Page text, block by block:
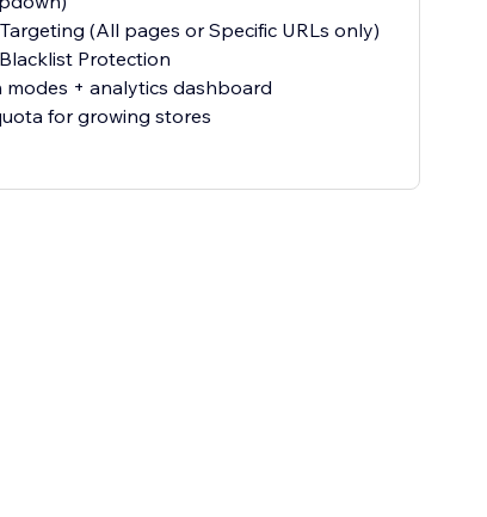
(All pages or Specific URLs only)
Protection
modes + analytics dashboard
for growing stores